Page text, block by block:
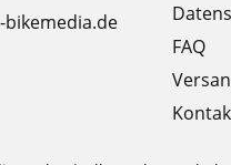
bikemedia.de
FAQ